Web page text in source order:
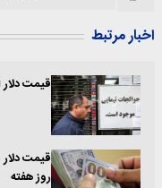
اخبار مرتبط
قیمت دلار
روز هفته